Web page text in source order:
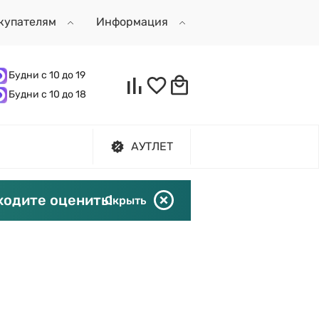
Информация
Будни с 10 до 19
Будни с 10 до 18
АУТЛЕТ
оценить!Скрыть